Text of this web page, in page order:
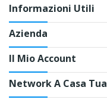
Informazioni Utili
Azienda
Il Mio Account
Network A Casa Tua